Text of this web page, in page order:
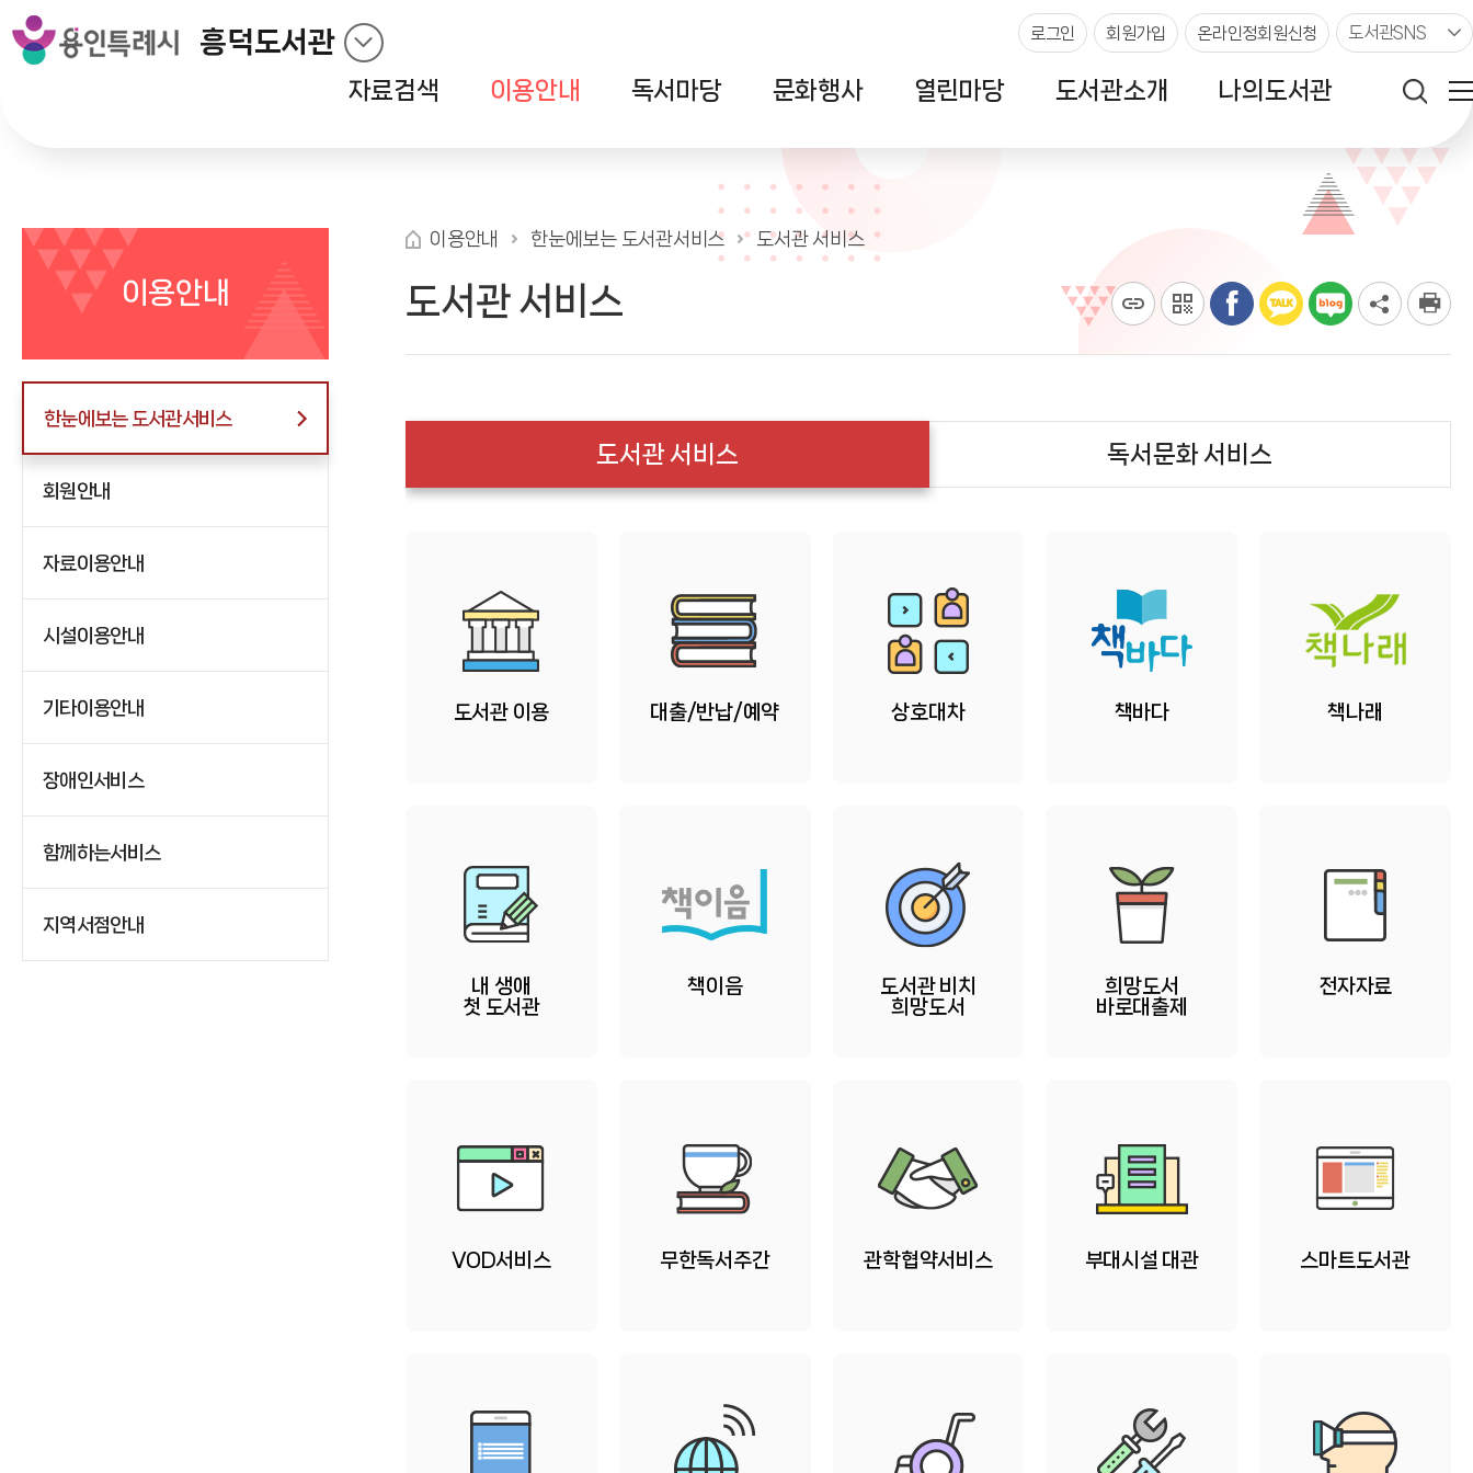
흥덕도서관 로그인 회원가입 온라인정회원신청 도서관SNS
자료검색 이용안내 독서마당 문화행사 열린마당 도서관소개 나의도서관
이용안내
한눈에보는 도서관서비스
회원안내
자료이용안내
시설이용안내
기타이용안내
장애인서비스
함께하는서비스
지역서점안내
이용안내 한눈에보는 도서관서비스 도서관 서비스
도서관 서비스
도서관 서비스 독서문화 서비스
도서관 이용 대출/반납/예약 상호대차 책바다 책나래
내 생애
첫 도서관
책이음
도서관 비치
희망도서
희망도서
바로대출제
전자자료
VOD서비스 무한독서주간 관학협약서비스 부대시설 대관 스마트도서관